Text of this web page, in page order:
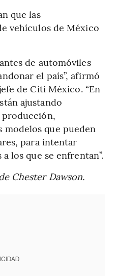
que las
vehículos de México
de automóviles
el país”, afirmó
de Citi México. “En
ajustando
producción,
que pueden
para intentar
los que se enfrentan”.
Chester Dawson.